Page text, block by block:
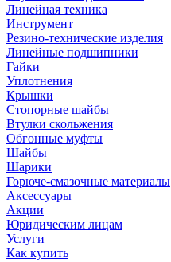
Линейная техника
Инструмент
Резино-технические изделия
Линейные подшипники
Гайки
Уплотнения
Крышки
Стопорные шайбы
Втулки скольжения
Обгонные муфты
Шайбы
Шарики
Горюче-смазочные материалы
Аксессуары
Акции
Юридическим лицам
Услуги
Как купить